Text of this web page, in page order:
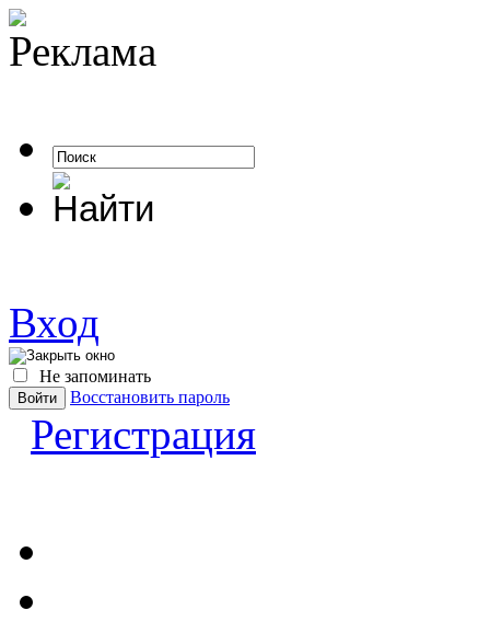
Вход
Не запоминать
Восстановить пароль
Регистрация